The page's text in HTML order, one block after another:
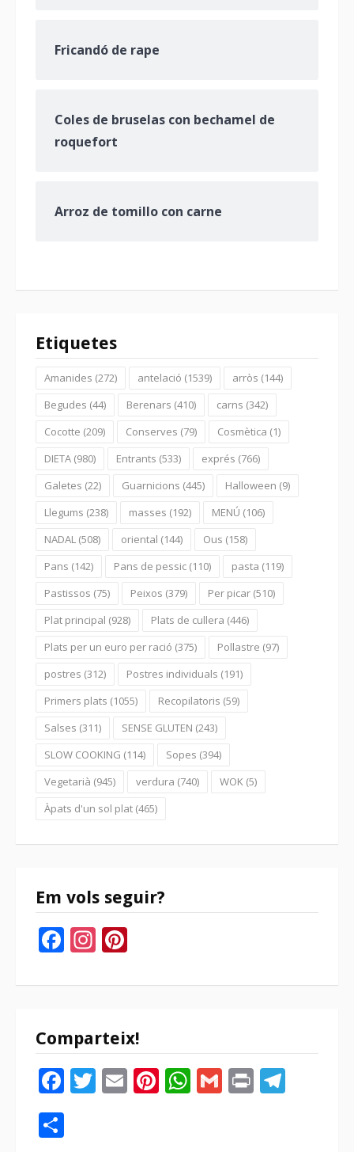
Fricandó de rape
Coles de bruselas con bechamel de
roquefort
Arroz de tomillo con carne
Etiquetes
Amanides (272) antelació (1539) arròs (144)
Begudes (44) Berenars (410) carns (342)
Cocotte (209) Conserves (79) Cosmètica (1)
DIETA (980) Entrants (533) exprés (766)
Galetes (22) Guarnicions (445) Halloween (9)
Llegums (238) masses (192) MENÚ (106)
NADAL (508) oriental (144) Ous (158)
Pans (142) Pans de pessic (110) pasta (119)
Pastissos (75) Peixos (379) Per picar (510)
Plat principal (928) Plats de cullera (446)
Plats per un euro per ració (375) Pollastre (97)
postres (312) Postres individuals (191)
Primers plats (1055) Recopilatoris (59)
Salses (311) SENSE GLUTEN (243)
SLOW COOKING (114) Sopes (394)
Vegetarià (945) verdura (740) WOK (5)
Àpats d'un sol plat (465)
Em vols seguir?
Facebook
Instagram
Comparteix!
Facebook
Twitter
EmailPinterest
WhatsApp
Gmail
Print